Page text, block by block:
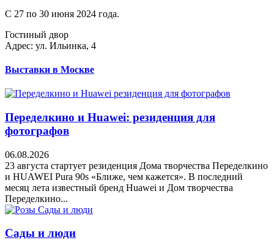
С 27 по 30 июня 2024 года.
Гостиный двор
Адрес: ул. Ильинка, 4
Выставки в Москве
Переделкино и Huawei: резиденция для
фотографов
06.08.2026
23 августа стартует резиденция Дома творчества Переделкино
и HUAWEI Pura 90s «Ближе, чем кажется». В последний
месяц лета известный бренд Huawei и Дом творчества
Переделкино...
Сады и люди